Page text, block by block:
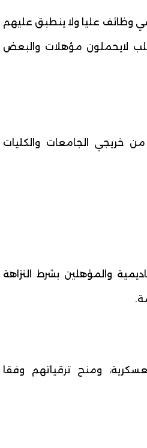
وظائف عليا ولا ينطبق عليهم
لايحملون مؤهلات والبعض
خريجي الجامعات والكليات
والمؤهلين بشرط النزاهة
ومنح ترقياتهم وفقا